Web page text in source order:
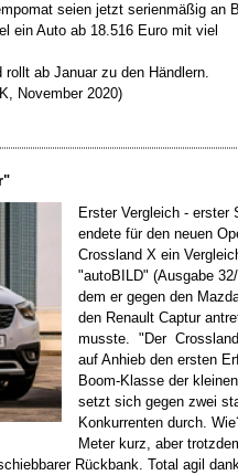
seien jetzt serienmäßig an
ein Auto ab 18.516 Euro mit viel
ab Januar zu den Händlern.
November 2020)
Erster Vergleich - erster
endete für den neuen
Crossland X ein
"autoBILD" (Ausgabe
dem er gegen den
den Renault Captur
musste. "Der
auf Anhieb den ersten
Boom-Klasse der
setzt sich gegen zwei
Konkurrenten durch.
Meter kurz, aber
Rückbank. Total agil